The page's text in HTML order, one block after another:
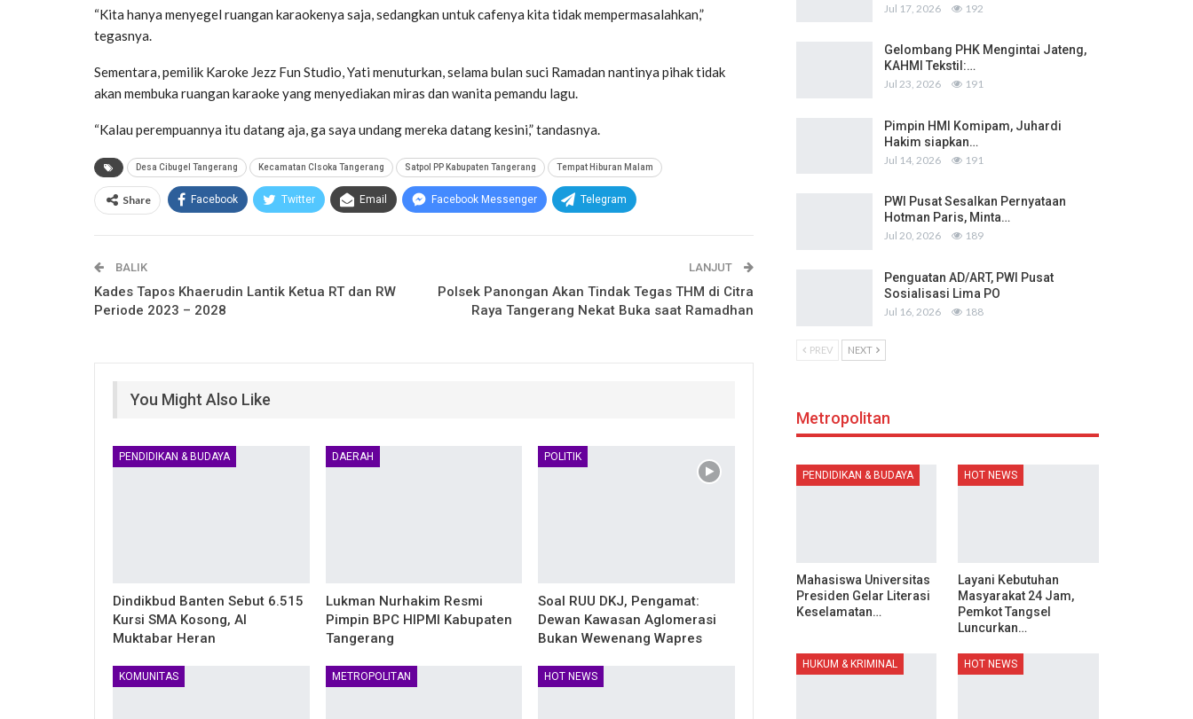
“Kita hanya menyegel ruangan karaokenya saja, sedangkan untuk cafenya kita tidak mempermasalahkan,”
tegasnya.
Sementara, pemilik Karoke Jezz Fun Studio, Yati menuturkan, selama bulan suci Ramadan nantinya pihak tidak
akan membuka ruangan karaoke yang menyediakan miras dan wanita pemandu lagu.
“Kalau perempuannya itu datang aja, ga saya undang mereka datang kesini,” tandasnya.
Desa Cibugel Tangerang Kecamatan CIsoka Tangerang Satpol PP Kabupaten Tangerang Tempat Hiburan Malam
Share Facebook Twitter Email Facebook Messenger Telegram
BALIK
Kades Tapos Khaerudin Lantik Ketua RT dan RW
Periode 2023 – 2028
LANJUT
Polsek Panongan Akan Tindak Tegas THM di Citra
Raya Tangerang Nekat Buka saat Ramadhan
You Might Also Like
PENDIDIKAN & BUDAYA
Dindikbud Banten Sebut 6.515
Kursi SMA Kosong, Al
Muktabar Heran
DAERAH
Lukman Nurhakim Resmi
Pimpin BPC HIPMI Kabupaten
Tangerang
POLITIK
Soal RUU DKJ, Pengamat:
Dewan Kawasan Aglomerasi
Bukan Wewenang Wapres
KOMUNITAS METROPOLITAN HOT NEWS
Jul 17, 2026 192
Gelombang PHK Mengintai Jateng,
KAHMI Tekstil:…
Jul 23, 2026 191
Pimpin HMI Komipam, Juhardi
Hakim siapkan…
Jul 14, 2026 191
PWI Pusat Sesalkan Pernyataan
Hotman Paris, Minta…
Jul 20, 2026 189
Penguatan AD/ART, PWI Pusat
Sosialisasi Lima PO
Jul 16, 2026 188
PREV NEXT
Metropolitan
PENDIDIKAN & BUDAYA
Mahasiswa Universitas
Presiden Gelar Literasi
Keselamatan…
HOT NEWS
Layani Kebutuhan
Masyarakat 24 Jam,
Pemkot Tangsel
Luncurkan…
HUKUM & KRIMINAL HOT NEWS